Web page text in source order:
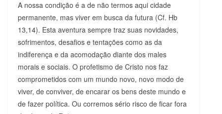
A nossa condição é a de não termos aqui cidade
permanente, mas viver em busca da futura (Cf. Hb
13,14). Esta aventura sempre traz suas novidades,
sofrimentos, desafios e tentações como as da
indiferença e da acomodação diante dos males
morais e sociais. O profetismo de Cristo nos faz
comprometidos com um mundo novo, novo modo de
viver, de conviver, de encarar os bens deste mundo e
de fazer política. Ou corremos sério risco de ficar fora